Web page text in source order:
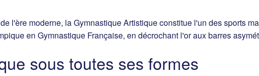
l'ère moderne, la Gymnastique Artistique constitue l'un des sports
en Gymnastique Française, en décrochant l'or aux barres
sous toutes ses formes